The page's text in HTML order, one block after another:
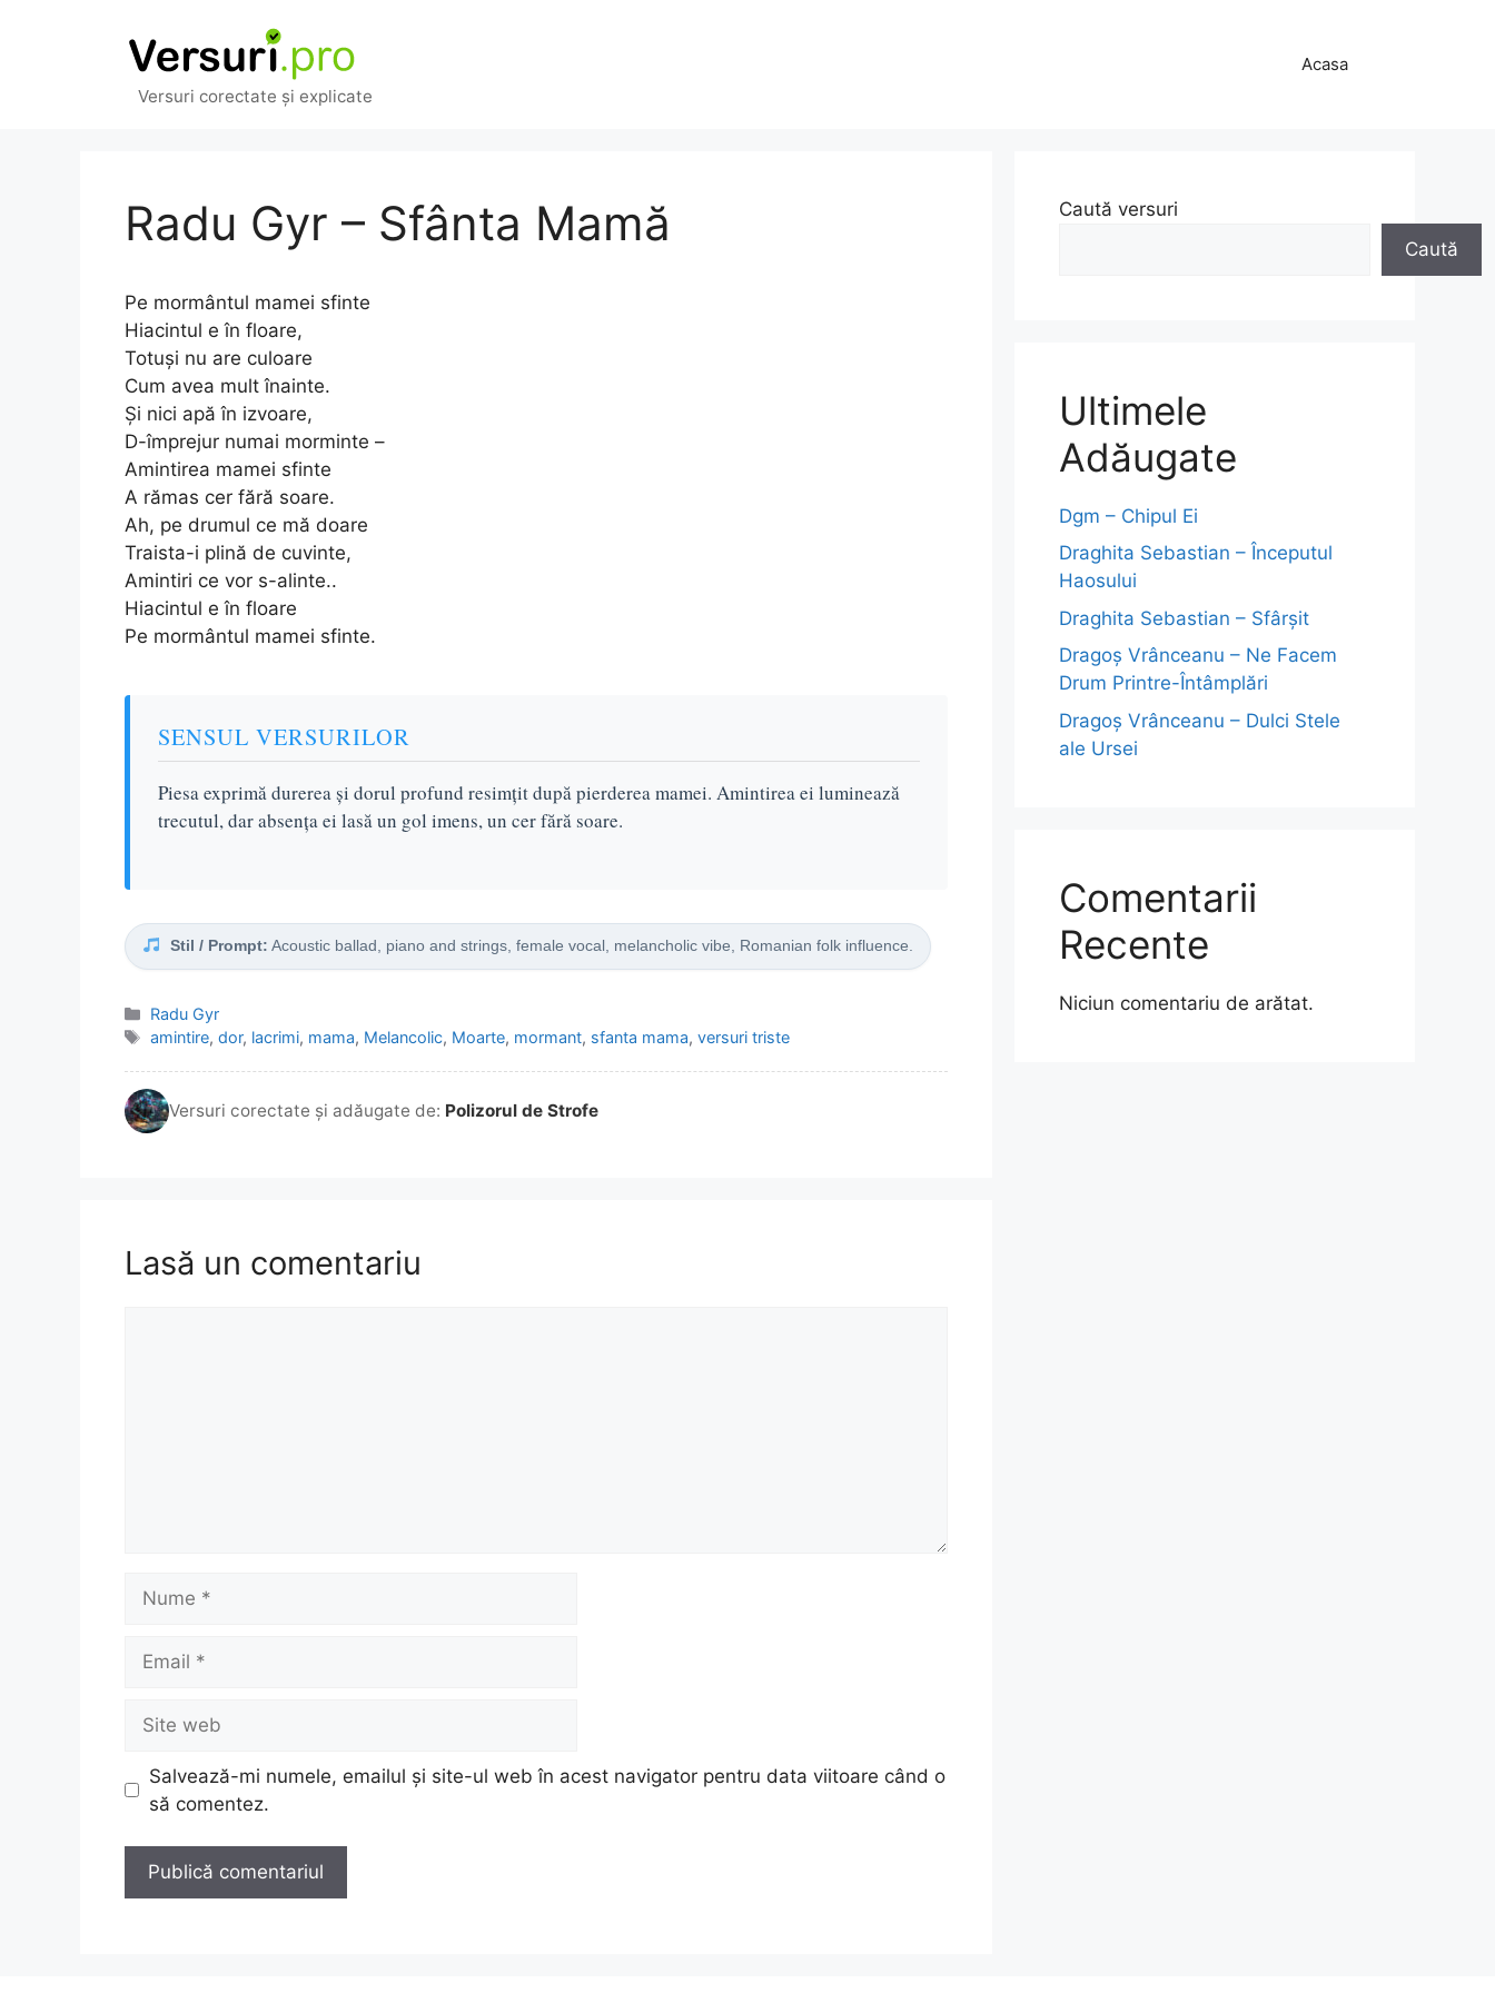
Versuri corectate și explicate
Acasa
Radu Gyr – Sfânta Mamă
Pe mormântul mamei sfinte
Hiacintul e în floare,
Totuși nu are culoare
Cum avea mult înainte.
Și nici apă în izvoare,
D-împrejur numai morminte –
Amintirea mamei sfinte
A rămas cer fără soare.
Ah, pe drumul ce mă doare
Traista-i plină de cuvinte,
Amintiri ce vor s-alinte..
Hiacintul e în floare
Pe mormântul mamei sfinte.
SENSUL VERSURILOR
Piesa exprimă durerea și dorul profund resimțit după pierderea mamei. Amintirea ei luminează
trecutul, dar absența ei lasă un gol imens, un cer fără soare.
Stil / Prompt: Acoustic ballad, piano and strings, female vocal, melancholic vibe, Romanian folk influence.
Categorii
Radu Gyr
Etichete
amintire,dor, lacrimi, mama, Melancolic, Moarte, mormant, sfanta mama,versuri triste
Versuri corectate și adăugate de: Polizorul de Strofe
Lasă un comentariu
web
Salvează-mi numele, emailul și site-ul web în acest navigator pentru data viitoare când o
să comentez.
Caută versuri
Caută
Ultimele
Adăugate
Dgm – Chipul Ei
Draghita Sebastian – Începutul
Haosului
Draghita Sebastian – Sfârșit
Dragoş Vrânceanu – Ne Facem
Drum Printre-Întâmplări
Dragoş Vrânceanu – Dulci Stele
ale Ursei
Comentarii
Recente
Niciun comentariu de arătat.